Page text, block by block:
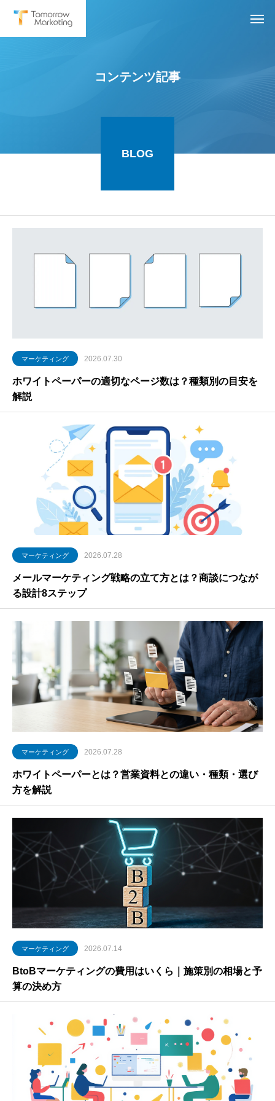
コンテンツ記事
BLOG
マーケティング 2026.07.30
ホワイトペーパーの適切なページ数は？種類別の目安を
解説
マーケティング 2026.07.28
メールマーケティング戦略の立て方とは？商談につなが
る設計8ステップ
マーケティング 2026.07.28
ホワイトペーパーとは？営業資料との違い・種類・選び
方を解説
マーケティング 2026.07.14
BtoBマーケティングの費用はいくら｜施策別の相場と予
算の決め方